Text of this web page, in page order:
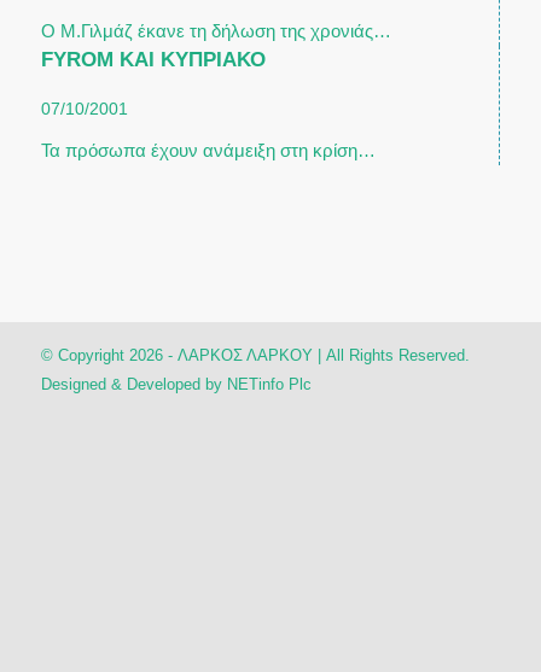
Ο Μ.Γιλμάζ έκανε τη δήλωση της χρονιάς…
FYROM ΚΑΙ ΚΥΠΡΙΑΚΟ
07/10/2001
Τα πρόσωπα έχουν ανάμειξη στη κρίση…
© Copyright 2026 - ΛΑΡΚΟΣ ΛΑΡΚΟΥ | All Rights Reserved.
Designed & Developed by NETinfo Plc